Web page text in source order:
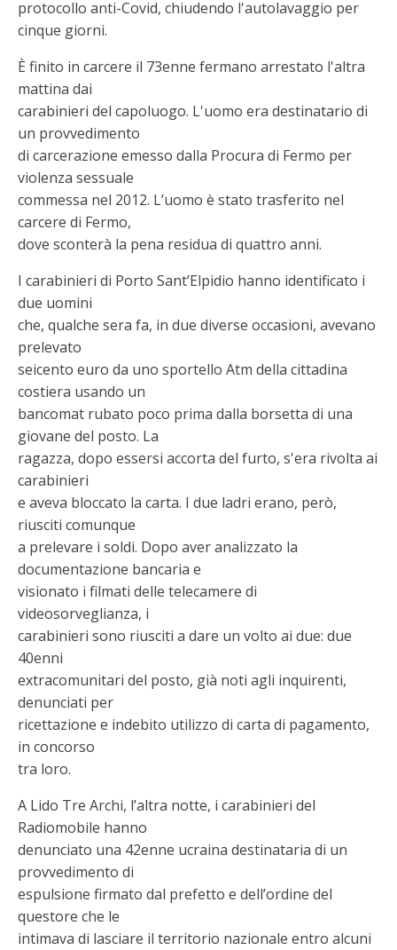
protocollo anti-Covid, chiudendo l'autolavaggio per
cinque giorni.
È finito in carcere il 73enne fermano arrestato l'altra
mattina dai
carabinieri del capoluogo. L'uomo era destinatario di
un provvedimento
di carcerazione emesso dalla Procura di Fermo per
violenza sessuale
commessa nel 2012. L’uomo è stato trasferito nel
carcere di Fermo,
dove sconterà la pena residua di quattro anni.
I carabinieri di Porto Sant’Elpidio hanno identificato i
due uomini
che, qualche sera fa, in due diverse occasioni, avevano
prelevato
seicento euro da uno sportello Atm della cittadina
costiera usando un
bancomat rubato poco prima dalla borsetta di una
giovane del posto. La
ragazza, dopo essersi accorta del furto, s'era rivolta ai
carabinieri
e aveva bloccato la carta. I due ladri erano, però,
riusciti comunque
a prelevare i soldi. Dopo aver analizzato la
documentazione bancaria e
visionato i filmati delle telecamere di
videosorveglianza, i
carabinieri sono riusciti a dare un volto ai due: due
40enni
extracomunitari del posto, già noti agli inquirenti,
denunciati per
ricettazione e indebito utilizzo di carta di pagamento,
in concorso
tra loro.
A Lido Tre Archi, l’altra notte, i carabinieri del
Radiomobile hanno
denunciato una 42enne ucraina destinataria di un
provvedimento di
espulsione firmato dal prefetto e dell’ordine del
questore che le
intimava di lasciare il territorio nazionale entro alcuni